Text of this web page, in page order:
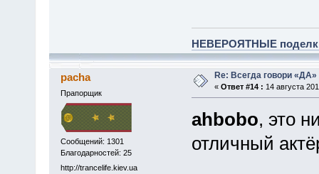
НЕВЕРОЯТНЫЕ
pacha
Прапорщик
Сообщений: 1301
Благодарностей: 25
http://trancelife.kiev.ua
Re: Всегда говори «ДА»
« Ответ #14 : 14 августа
ahbobo, это
отличный